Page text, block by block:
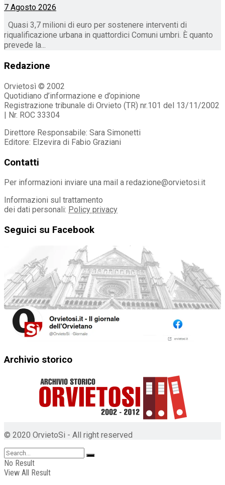
7 Agosto 2026
Quasi 3,7 milioni di euro per sostenere interventi di
riqualificazione urbana in quattordici Comuni umbri. È quanto
prevede la...
Redazione
Orvietosì © 2002
Quotidiano d’informazione e d’opinione
Registrazione tribunale di Orvieto (TR) nr.101 del 13/11/2002
| Nr. ROC 33304
Direttore Responsabile: Sara Simonetti
Editore: Elzevira di Fabio Graziani
Contatti
Per informazioni inviare una mail a redazione@orvietosi.it
Informazioni sul trattamento
dei dati personali: Policy privacy
Seguici su Facebook
Archivio storico
© 2020 OrvietoSi - All right reserved
No Result
View All Result